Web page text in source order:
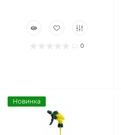
0
Новинка